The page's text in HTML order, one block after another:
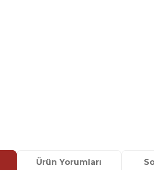
Ürün Yorumları